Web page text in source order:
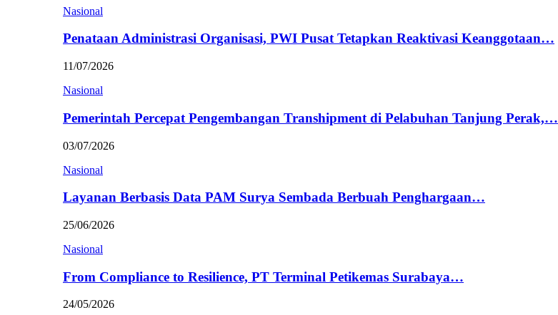
Nasional
Penataan Administrasi Organisasi, PWI Pusat Tetapkan Reaktivasi Keanggotaan…
11/07/2026
Nasional
Pemerintah Percepat Pengembangan Transhipment di Pelabuhan Tanjung Perak,…
03/07/2026
Nasional
Layanan Berbasis Data PAM Surya Sembada Berbuah Penghargaan…
25/06/2026
Nasional
From Compliance to Resilience, PT Terminal Petikemas Surabaya…
24/05/2026